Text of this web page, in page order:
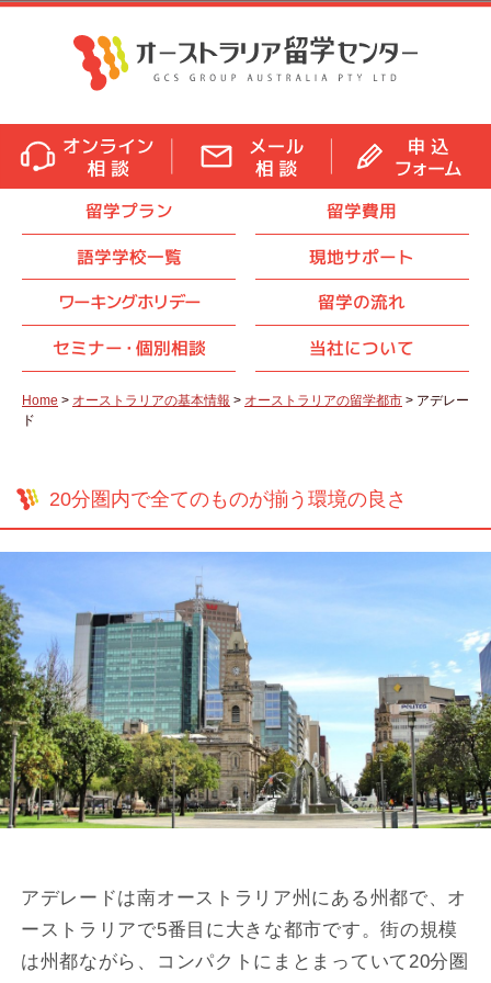
留学プラン
留学費用
語学学校一覧
現地サポート
ワーキングホリデー
留学の流れ
セミナー・ 個別相談 当社について
Home > オーストラリアの基本情報 > オーストラリアの留学都市 > アデレー
ド
20分圏内で全てのものが揃う環境の良さ
アデレードは南オーストラリア州にある州都で、オ
ーストラリアで5番目に大きな都市です。街の規模
は州都ながら、コンパクトにまとまっていて20分圏